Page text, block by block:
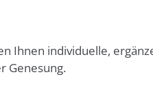
Ihnen individuelle,
Genesung.